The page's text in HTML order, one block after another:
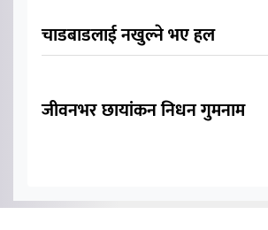
चाडबाडलाई नखुल्ने भए हल
जीवनभर छायांकन निधन गुमनाम